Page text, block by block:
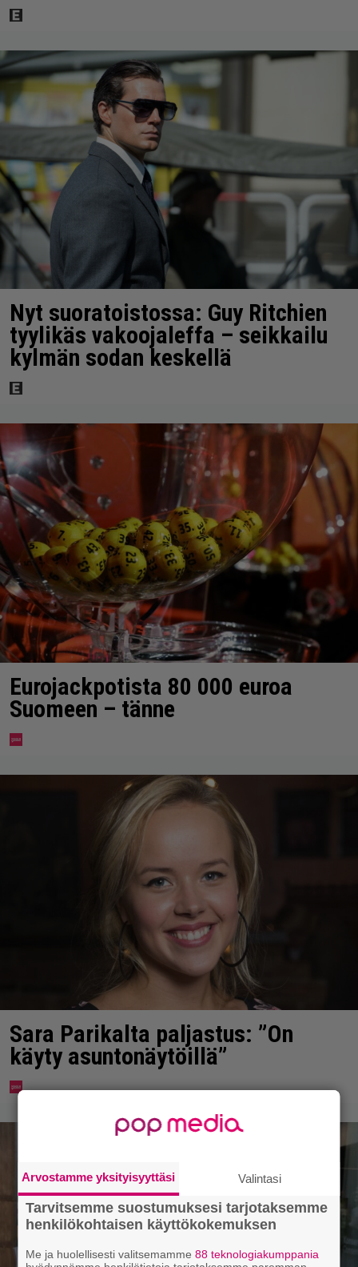
Nyt suoratoistossa: Guy Ritchien
tyylikäs vakoojaleffa – seikkailu
kylmän sodan keskellä
Eurojackpotista 80 000 euroa
Suomeen – tänne
Sara Parikalta paljastus: ”On
käyty asuntonäytöillä”
Arvostamme yksityisyyttäsi Valintasi
Tarvitsemme suostumuksesi tarjotaksemme
henkilökohtaisen käyttökokemuksen
Me ja huolellisesti valitsemamme88 teknologiakumppania